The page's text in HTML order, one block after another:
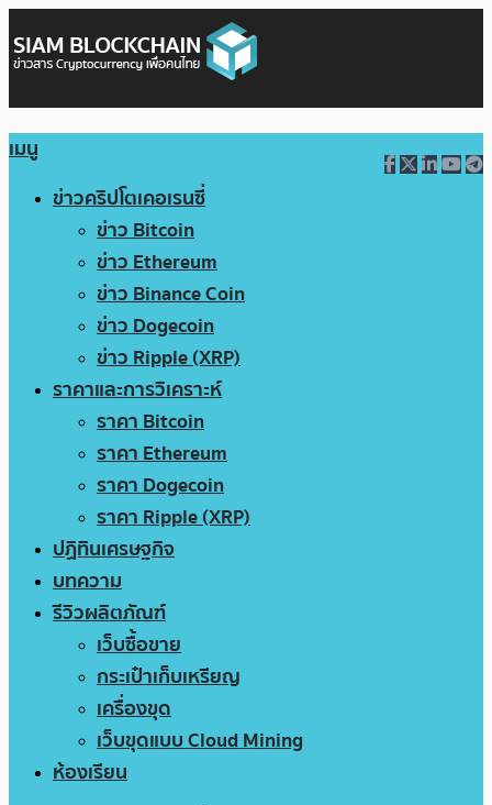
เมนู
ข่าวคริปโตเคอเรนซี่
ข่าว Bitcoin
ข่าว Ethereum
ข่าว Binance Coin
ข่าว Dogecoin
ข่าว Ripple (XRP)
ราคาและการวิเคราะห์
ราคา Bitcoin
ราคา Ethereum
ราคา Dogecoin
ราคา Ripple (XRP)
ปฏิทินเศรษฐกิจ
บทความ
รีวิวผลิตภัณฑ์
เว็บซื้อขาย
กระเป๋าเก็บเหรียญ
เครื่องขุด
เว็บขุดแบบ Cloud Mining
ห้องเรียน